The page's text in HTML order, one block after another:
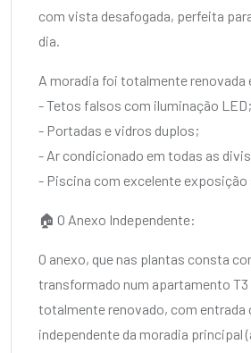
com vista desafogada, perfeita
dia.
A moradia foi totalmente renovada
- Tetos falsos com iluminação LED;
- Portadas e vidros duplos;
- Ar condicionado em todas as
- Piscina com excelente exposição
🏠 O Anexo Independente:
O anexo, que nas plantas consta
transformado num apartamento T3
totalmente renovado, com
independente da moradia principal